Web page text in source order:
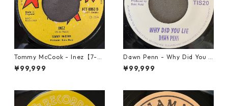
Tommy McCook - Inez【7-21
840】
¥99,999
Dawn Penn - Why Did You Li
e【7-21938】
¥99,999